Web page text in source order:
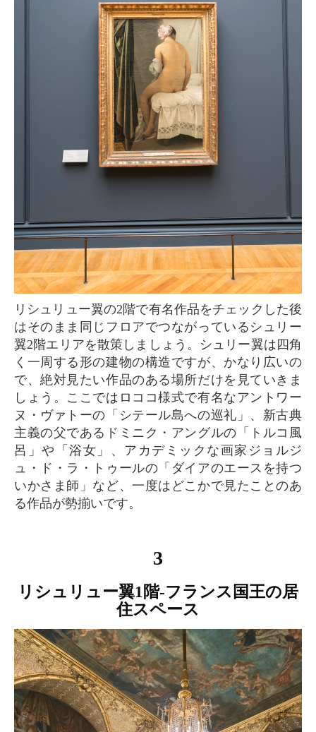
リシュリュー翼の2階で有名作品をチェックした後
はそのまま同じフロアでつながっているシュリー
翼2階エリアを散策しましょう。シュリー翼は四角
く一周する形の建物の構造ですが、かなり広いの
で、絶対見たい作品のある場所だけを見ていきま
しょう。ここではロココ様式で有名なアントワー
ヌ・ヴァトーの「シテール島への巡礼」、新古典
主義の父であるドミニク・アングルの「トルコ風
呂」や「浴女」、アカデミックな画家ジョルジ
ュ・ド・ラ・トゥールの「ダイアのエースを持つ
いかさま師」など、一度はどこかで見たことのあ
る作品が勢揃いです。
3
リシュリュー翼1階-フランス国王の居
住スペース